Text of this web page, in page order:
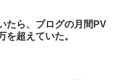
たら、ブログの月間PV
を超えていた。